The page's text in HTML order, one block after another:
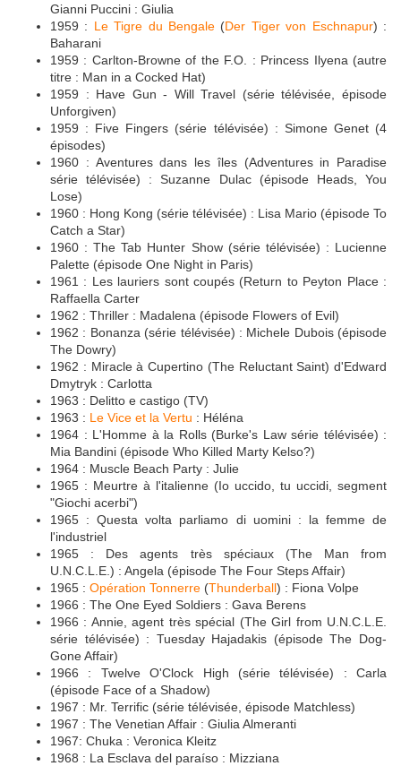
Gianni Puccini : Giulia
1959 : Le Tigre du Bengale (Der Tiger von Eschnapur) :
Baharani
1959 : Carlton-Browne of the F.O. : Princess Ilyena (autre
titre : Man in a Cocked Hat)
1959 : Have Gun - Will Travel (série télévisée, épisode
Unforgiven)
1959 : Five Fingers (série télévisée) : Simone Genet (4
épisodes)
1960 : Aventures dans les îles (Adventures in Paradise
série télévisée) : Suzanne Dulac (épisode Heads, You
Lose)
1960 : Hong Kong (série télévisée) : Lisa Mario (épisode To
Catch a Star)
1960 : The Tab Hunter Show (série télévisée) : Lucienne
Palette (épisode One Night in Paris)
1961 : Les lauriers sont coupés (Return to Peyton Place :
Raffaella Carter
1962 : Thriller : Madalena (épisode Flowers of Evil)
1962 : Bonanza (série télévisée) : Michele Dubois (épisode
The Dowry)
1962 : Miracle à Cupertino (The Reluctant Saint) d'Edward
Dmytryk : Carlotta
1963 : Delitto e castigo (TV)
1963 : Le Vice et la Vertu : Héléna
1964 : L'Homme à la Rolls (Burke's Law série télévisée) :
Mia Bandini (épisode Who Killed Marty Kelso?)
1964 : Muscle Beach Party : Julie
1965 : Meurtre à l'italienne (Io uccido, tu uccidi, segment
"Giochi acerbi")
1965 : Questa volta parliamo di uomini : la femme de
l'industriel
1965 : Des agents très spéciaux (The Man from
U.N.C.L.E.) : Angela (épisode The Four Steps Affair)
1965 : Opération Tonnerre (Thunderball) : Fiona Volpe
1966 : The One Eyed Soldiers : Gava Berens
1966 : Annie, agent très spécial (The Girl from U.N.C.L.E.
série télévisée) : Tuesday Hajadakis (épisode The Dog-
Gone Affair)
1966 : Twelve O'Clock High (série télévisée) : Carla
(épisode Face of a Shadow)
1967 : Mr. Terrific (série télévisée, épisode Matchless)
1967 : The Venetian Affair : Giulia Almeranti
1967: Chuka : Veronica Kleitz
1968 : La Esclava del paraíso : Mizziana